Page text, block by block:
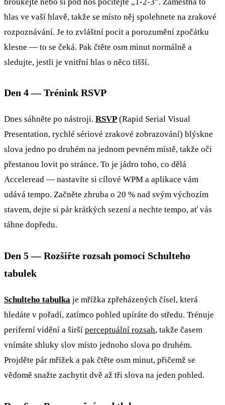
hlas ve vaší hlavě, takže se místo něj spolehnete na zrakové
rozpoznávání. Je to zvláštní pocit a porozumění zpočátku
klesne — to se čeká. Pak čtěte osm minut normálně a
sledujte, jestli je vnitřní hlas o něco tišší.
Den 4 — Trénink RSVP
Dnes sáhněte po nástroji. RSVP (Rapid Serial Visual
Presentation, rychlé sériové zrakové zobrazování) blýskne
slova jedno po druhém na jednom pevném místě, takže oči
přestanou lovit po stránce. To je jádro toho, co dělá
Acceleread — nastavíte si cílové WPM a aplikace vám
udává tempo. Začněte zhruba o 20 % nad svým výchozím
stavem, dejte si pár krátkých sezení a nechte tempo, ať vás
táhne dopředu.
Den 5 — Rozšiřte rozsah pomocí Schulteho
tabulek
Schulteho tabulka je mřížka zpřeházených čísel, která
hledáte v pořadí, zatímco pohled upíráte do středu. Trénuje
periferní vidění a širší perceptuální rozsah, takže časem
vnímáte shluky slov místo jednoho slova po druhém.
Projděte pár mřížek a pak čtěte osm minut, přičemž se
vědomě snažte zachytit dvě až tři slova na jeden pohled.